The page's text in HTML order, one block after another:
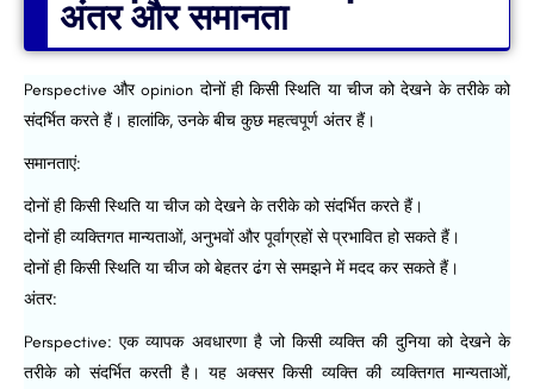
अंतर और समानता
Perspective और opinion दोनों ही किसी स्थिति या चीज को देखने के तरीके को
संदर्भित करते हैं। हालांकि, उनके बीच कुछ महत्वपूर्ण अंतर हैं।
समानताएं:
दोनों ही किसी स्थिति या चीज को देखने के तरीके को संदर्भित करते हैं।
दोनों ही व्यक्तिगत मान्यताओं, अनुभवों और पूर्वाग्रहों से प्रभावित हो सकते हैं।
दोनों ही किसी स्थिति या चीज को बेहतर ढंग से समझने में मदद कर सकते हैं।
अंतर:
Perspective: एक व्यापक अवधारणा है जो किसी व्यक्ति की दुनिया को देखने के
तरीके को संदर्भित करती है। यह अक्सर किसी व्यक्ति की व्यक्तिगत मान्यताओं,